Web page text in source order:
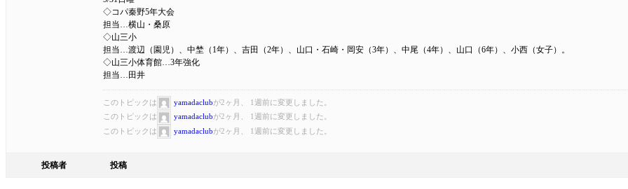
◇コパ秦野5年大会
担当…横山・桑原
◇山三小
担当…渡辺（園児）、中埜（1年）、吉田（2年）、山口・石崎・岡安（3年）、中尾（4年）、山口（6年）、小西（女子）。
◇山三小体育館…3年強化
担当…田井
このトピックは yamadaclubが2ヶ月、 1週前に変更しました。
このトピックは
yamadaclubが2ヶ月、 1週前に変更しました。
このトピックは
yamadaclubが2ヶ月、 1週前に変更しました。
投稿者 投稿